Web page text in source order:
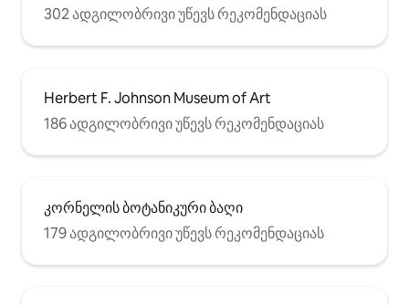
302 ადგილობრივი უწევს რეკომენდაციას
Herbert F. Johnson Museum of Art
186 ადგილობრივი უწევს რეკომენდაციას
კორნელის ბოტანიკური ბაღი
179 ადგილობრივი უწევს რეკომენდაციას